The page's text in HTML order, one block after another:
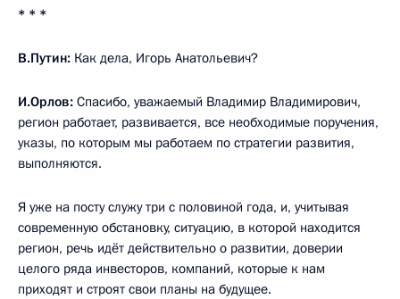
* * *
В.Путин: Как дела, Игорь Анатольевич?
И.Орлов: Спасибо, уважаемый Владимир Владимирович,
регион работает, развивается, все необходимые поручения,
указы, по которым мы работаем по стратегии развития,
выполняются.
Я уже на посту служу три с половиной года, и, учитывая
современную обстановку, ситуацию, в которой находится
регион, речь идёт действительно о развитии, доверии
целого ряда инвесторов, компаний, которые к нам
приходят и строят свои планы на будущее.